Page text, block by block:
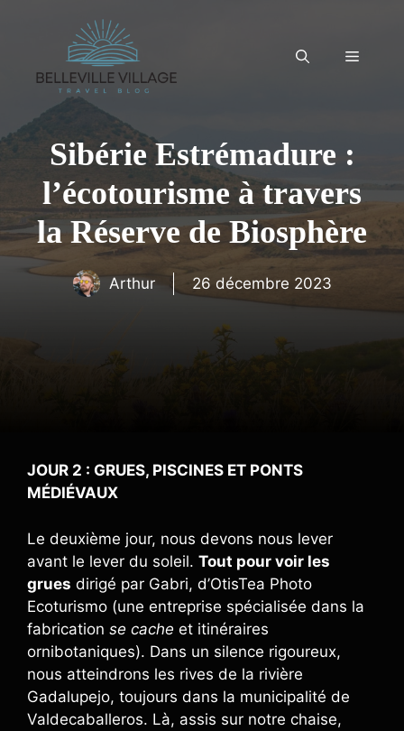
Menu
Sibérie Estrémadure :
l’écotourisme à travers
la Réserve de Biosphère
Arthur 26 décembre 2023
JOUR 2 : GRUES, PISCINES ET PONTS
MÉDIÉVAUX
Le deuxième jour, nous devons nous lever
avant le lever du soleil. Tout pour voir les
grues dirigé par Gabri, d’OtisTea Photo
Ecoturismo (une entreprise spécialisée dans la
fabrication se cache et itinéraires
ornibotaniques). Dans un silence rigoureux,
nous atteindrons les rives de la rivière
Gadalupejo, toujours dans la municipalité de
Valdecaballeros. Là, assis sur notre chaise,